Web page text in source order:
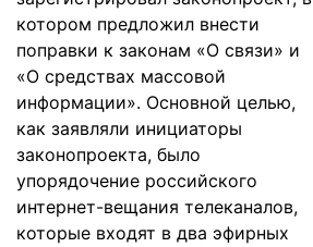
котором предложил внести
поправки к законам «О связи» и
«О средствах массовой
информации». Основной целью,
как заявляли инициаторы
законопроекта, было
упорядочение российского
интернет-вещания телеканалов,
которые входят в два эфирных